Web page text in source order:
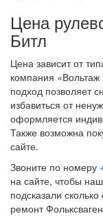
Цена
Битл
Цена зависит от
компания
подход позволяет
избавиться от
оформляется
Также возможна
сайте.
Звоните по номеру
на сайте, чтобы
подсказали
ремонт